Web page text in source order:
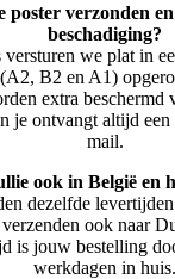
poster verzonden
beschadiging?
we plat in
B2 en A1)
extra beschermd
je ontvangt altijd
mail.
ook in België en
dezelfde
ook naar
is jouw bestelling
werkdagen in huis.